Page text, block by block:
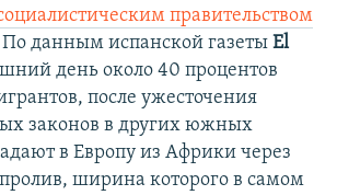
правительством
По данным испанской газеты El
день около 40 процентов
после ужесточения
законов в других южных
в Европу из Африки через
ширина которого в самом